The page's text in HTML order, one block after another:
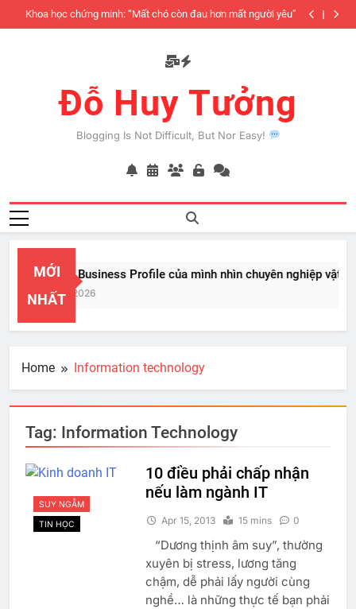
to
Khoa học chứng minh: “Mất chó còn đau hơn mất người yêu”
Đỗ Huy Tưởng
Blogging Is Not Difficult, But Nor Easy!
MỚI
NHẤT
PayPal Business Profile của mình nhìn chuyên nghiệp vật vã
Feb 22, 2026
Home Information technology
Tag: Information Technology
SUY NGẪM
TIN HỌC
10 điều phải chấp nhận
nếu làm ngành IT
Apr 15, 2013 15 mins 0
“Dương thịnh âm suy”, thường
xuyên bị stress, lương tăng
chậm, dễ phải lấy người cùng
nghề… là những thực tế bạn phải